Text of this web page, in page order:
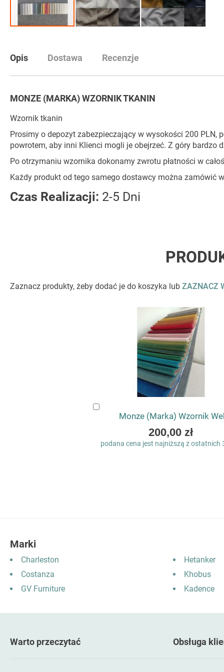
początek
galerii
Opis
MONZE (MARKA) WZORNIK TKANIN
Wzornik tkanin
Prosimy o depozyt zabezpieczający w wysokości 200
powrotem, aby inni Klienci mogli je obejrzeć. Z góry bardzo
Po otrzymaniu wzornika dokonamy zwrotu płatności w
Każdy produkt od tego samego dostawcy można zamówić
Czas Realizacji: 2-5 Dni
Dostawa Recenzje
Zaznacz produkty, żeby dodać je do koszyka lub ZAZNACZ
Monze (Marka) Wzornik
200,00 zł
podana cena jest najniższą z ostatnich
Marki
Charleston
Costanza
GV Furniture
Hetanker
Khobus
Kadence
Warto przeczytać Obsługa